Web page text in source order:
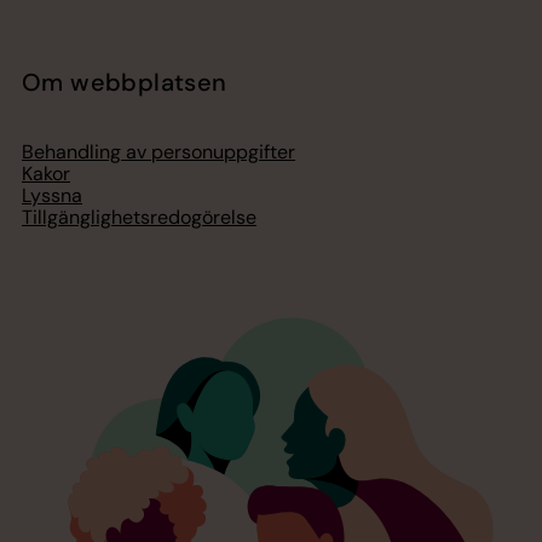
Om webbplatsen
Behandling av personuppgifter
Kakor
Lyssna
Tillgänglighetsredogörelse